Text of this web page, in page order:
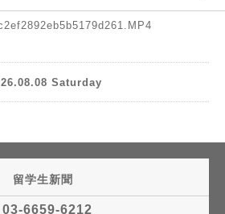
Saturday
留学生新聞
03-6659-6212